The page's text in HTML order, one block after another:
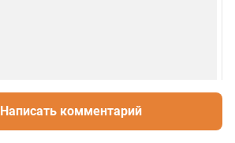
Написать комментарий